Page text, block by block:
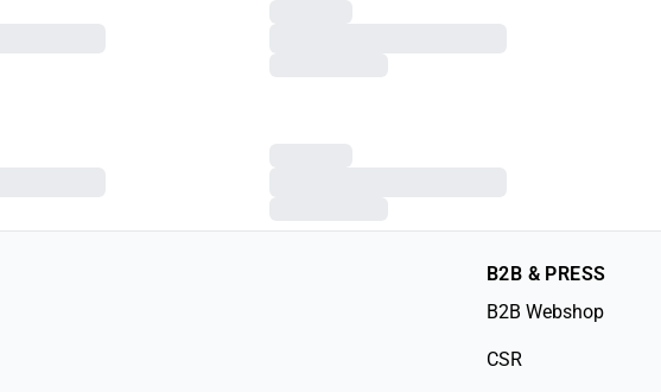
B2B & PRESS
B2B Webshop
CSR